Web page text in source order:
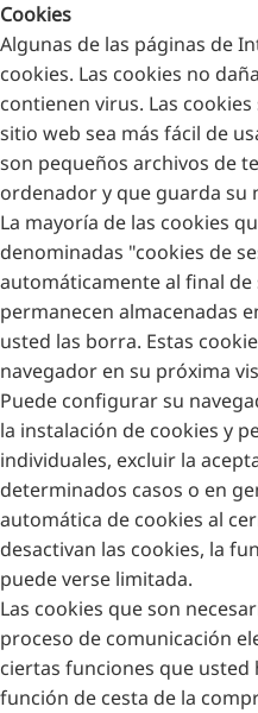
Cookies
Algunas de las páginas de
cookies. Las cookies no
contienen virus. Las
sitio web sea más fácil de
son pequeños archivos de
ordenador y que guarda su
La mayoría de las cookies
denominadas "cookies de
automáticamente al final de
permanecen almacenadas
usted las borra. Estas
navegador en su próxima
Puede configurar su
la instalación de cookies y
individuales, excluir la
determinados casos o en
automática de cookies al
desactivan las cookies, la
puede verse limitada.
Las cookies que son
proceso de comunicación
ciertas funciones que
función de cesta de la